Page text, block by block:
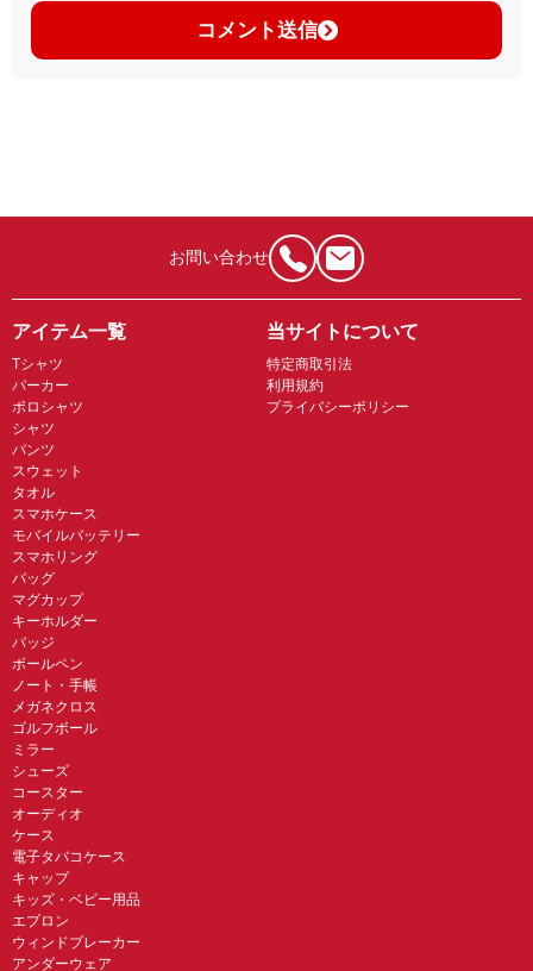
コメント送信
お問い合わせ
アイテム一覧
Tシャツ
パーカー
ポロシャツ
シャツ
パンツ
スウェット
タオル
スマホケース
モバイルバッテリー
スマホリング
バッグ
マグカップ
キーホルダー
バッジ
ボールペン
ノート・手帳
メガネクロス
ゴルフボール
ミラー
シューズ
コースター
オーディオ
ケース
電子タバコケース
キャップ
キッズ・ベビー用品
エプロン
ウィンドブレーカー
アンダーウェア
当サイトについて
特定商取引法
利用規約
プライバシーポリシー